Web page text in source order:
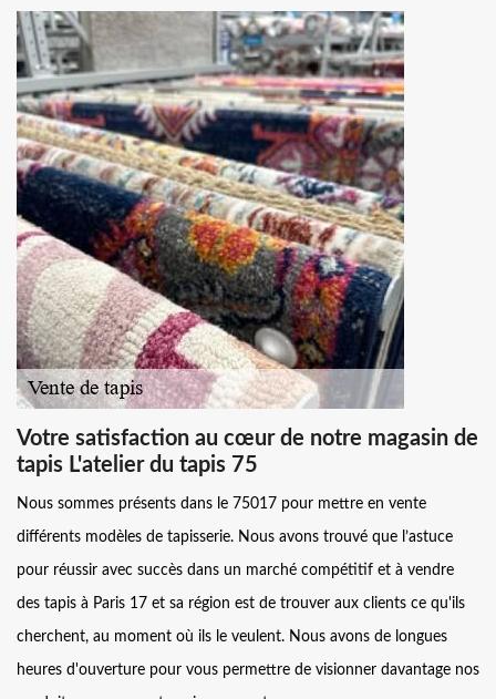
Votre satisfaction au cœur de notre magasin de
tapis L'atelier du tapis 75
Nous sommes présents dans le 75017 pour mettre en vente
différents modèles de tapisserie. Nous avons trouvé que l’astuce
pour réussir avec succès dans un marché compétitif et à vendre
des tapis à Paris 17 et sa région est de trouver aux clients ce qu'ils
cherchent, au moment où ils le veulent. Nous avons de longues
heures d'ouverture pour vous permettre de visionner davantage nos